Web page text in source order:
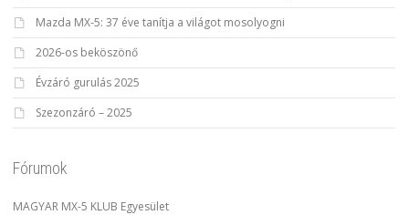
Mazda MX-5: 37 éve tanítja a világot mosolyogni
2026-os beköszönő
Évzáró gurulás 2025
Szezonzáró – 2025
Fórumok
MAGYAR MX-5 KLUB Egyesület